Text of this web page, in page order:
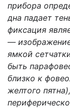
прибора
дна падает
фиксация
—
ямкой
быть
близко к
желтого